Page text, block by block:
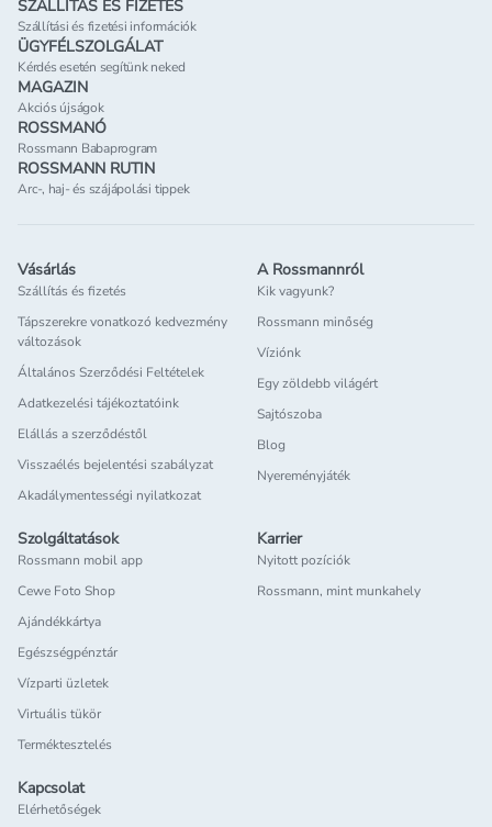
SZÁLLÍTÁS ÉS FIZETÉS
Szállítási és fizetési információk
ÜGYFÉLSZOLGÁLAT
Kérdés esetén segítünk neked
MAGAZIN
Akciós újságok
ROSSMANÓ
Rossmann Babaprogram
ROSSMANN RUTIN
Arc-, haj- és szájápolási tippek
Vásárlás
Szállítás és fizetés
Tápszerekre vonatkozó kedvezmény
változások
Általános Szerződési Feltételek
Adatkezelési tájékoztatóink
Elállás a szerződéstől
Visszaélés bejelentési szabályzat
Akadálymentességi nyilatkozat
A Rossmannról
Kik vagyunk?
Rossmann minőség
Víziónk
Egy zöldebb világért
Sajtószoba
Blog
Nyereményjáték
Szolgáltatások
Rossmann mobil app
Cewe Foto Shop
Ajándékkártya
Egészségpénztár
Vízparti üzletek
Virtuális tükör
Terméktesztelés
Karrier
Nyitott pozíciók
Rossmann, mint munkahely
Kapcsolat
Elérhetőségek